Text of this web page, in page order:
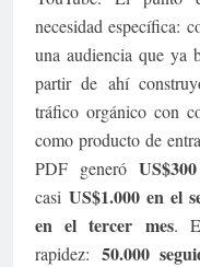
necesidad específica:
una audiencia que ya
partir de ahí
tráfico orgánico con
como producto de
PDF generó
casi US$1.000 en el
en el tercer mes.
rapidez: 50.000